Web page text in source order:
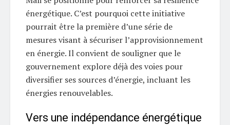
énergétique. C’est pourquoi cette initiative
pourrait être la première d’une série de
mesures visant à sécuriser l’approvisionnement
en énergie. Il convient de souligner que le
gouvernement explore déjà des voies pour
diversifier ses sources d’énergie, incluant les
énergies renouvelables.
Vers une indépendance énergétique